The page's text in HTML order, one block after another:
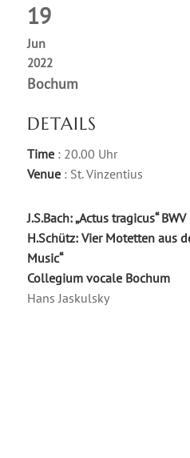
19
Jun
2022
Bochum
DETAILS
Time : 20.00 Uhr
Venue : St. Vinzentius
J.S.Bach: „Actus tragicus“
H.Schütz: Vier Motetten aus
Music“
Collegium vocale Bochum
Hans Jaskulsky